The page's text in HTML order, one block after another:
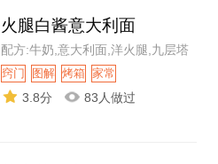
火腿白酱意大利面
配方:牛奶,意大利面,洋火腿,九层塔
窍门 图解 烤箱 家常
3.8分 83人做过